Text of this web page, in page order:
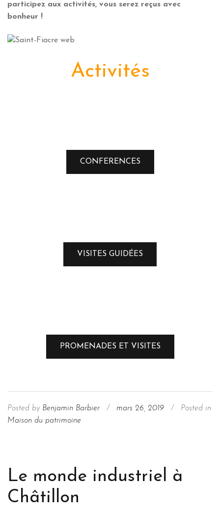
participez aux activités, vous serez reçus avec
bonheur !
Activités
CONFERENCES
VISITES GUIDÉES
PROMENADES ET VISITES
Posted by Benjamin Barbier / mars 26, 2019 /
Posted in
Maison du patrimoine
Le monde industriel à
Châtillon